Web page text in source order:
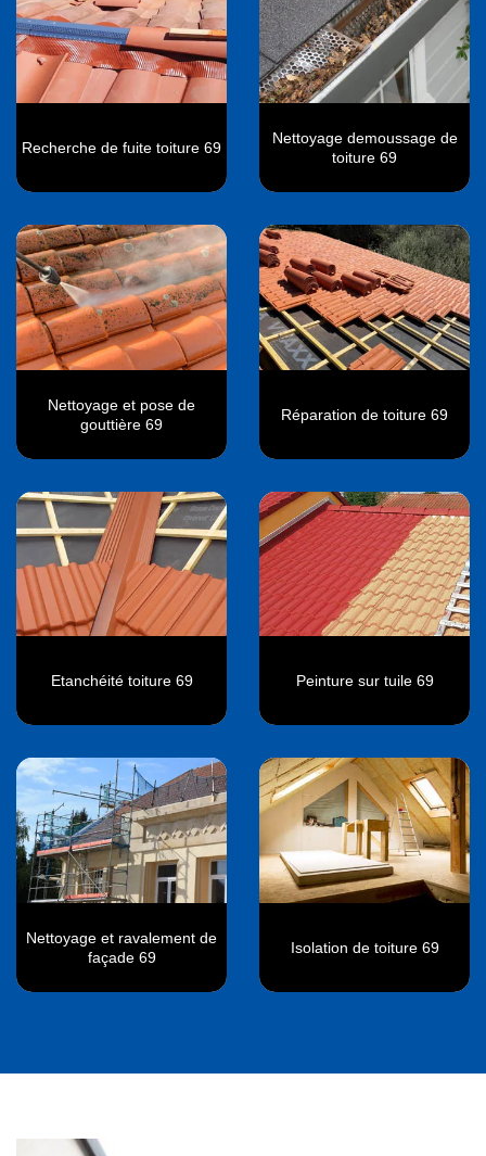
Recherche de fuite toiture 69
Nettoyage demoussage de
toiture 69
Nettoyage et pose de
gouttière 69
Réparation de toiture 69
Etanchéité toiture 69 Peinture sur tuile 69
Nettoyage et ravalement de
façade 69
Isolation de toiture 69